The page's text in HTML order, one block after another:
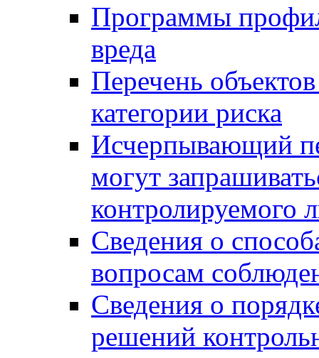
Программы
вреда
Перечень
категории риска
Исчерпывающий
могут
контролируемого
Сведения о
вопросам
Сведения о
решений